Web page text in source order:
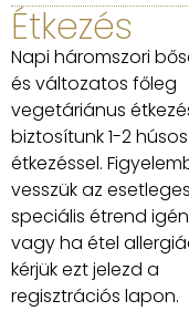
Étkezés
Napi háromszori
és változatos főleg
vegetáriánus
biztosítunk 1-2 húsos
étkezéssel.
vesszük az esetleges
speciális étrend
vagy ha étel
kérjük ezt jelezd a
regisztrációs lapon.